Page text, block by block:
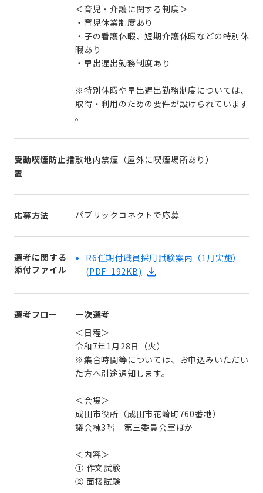
＜育児・介護に関する制度＞
・育児休業制度あり
・子の看護休暇、短期介護休暇などの特別休
暇あり
・早出遅出勤務制度あり
※特別休暇や早出遅出勤務制度については、
取得・利用のための要件が設けられています
。
受動喫煙防止措
置
敷地内禁煙（屋外に喫煙場所あり）
応募方法 パブリックコネクトで応募
選考に関する
添付ファイル
R6任期付職員採用試験案内（1月実施）
(PDF: 192KB)
選考フロー
一次選考
＜日程＞
令和7年1月28日（火）
※集合時間等については、お申込みいただい
た方へ別途通知します。
＜会場＞
成田市役所（成田市花崎町760番地）
議会棟3階 第三委員会室ほか
＜内容＞
① 作文試験
② 面接試験